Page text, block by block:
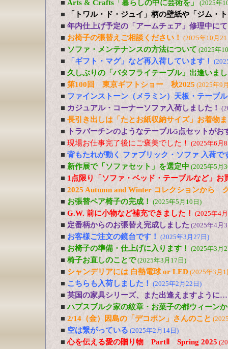
■ Arts & Crafts「暮らしの中に芸術を」 (2025年
■
「トワル・ド・ジュイ」柄の壁紙や「ジム・
■ 年内仕上げ予定の「アームチェア」修理中にて
■ お椅子の張替えご相談ください！ (2025年10月
■ ソファ・メンテナンスの方法について (2025年
■ 「ギフト・マグ」など再入荷しています！
■ 久しぶりの「バタフライテーブル」出逢いま
■ 第100回 東京ギフトショー 秋2025 (2025年9
■ ファインストーン（メラミン）天板・テーブ
■ カジュアル・コーナーソファ入荷しました！
■ 長引き出しは「たとお紙収納サイズ」お着物
■
トラバーチンのようなテーブル5点セットが
■ 現場お仕事完了後にご褒美でした！ (2025年6月
■ 背もたれが動く ファブリック・ソファ 入荷で
■ 新作展で「ソファセット」を選定中 (2025年5月
■ 1点限り「ソファ・ベッド・テーブルなど」お
■ 2025 Autumn and Winter コレクションから
■ お張替ペア椅子の完成！ (2025年5月10日)
■ G.W. 前に小物など補充できました！ (2025年4
■ 定番柄からのお張替え完成しました (2025年4月
■ お客様ご注文の鏡台です！ (2025年3月27日)
■ お椅子の準備・仕上げに入ります！ (2025年3月
■ 椅子お直しのことで(2025年3月17日)
■ シャンデリアには 白熱電球 or LED (2025年3月1
■ こちらも入荷しました！ (2025年2月22日)
■ 英国の家具シリーズ、また出逢えますように…
■ ハプスブルク家の紋章・お菓子の都ウィーン
■ 2/14（金）因島の「デコポン」さんのこと
■ 空は繋がっている (2025年2月14日)
■ 心を伝える愛の贈り物 PartⅡ Spring 2025